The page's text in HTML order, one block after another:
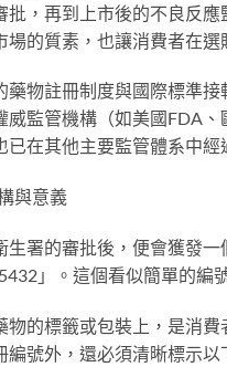
批，再到上市後的不良反
場的質素，也讓消費者在
藥物註冊制度與國際標準
威監管機構（如美國FDA
在其他主要監管體系中經
與意義
生署的審批後，便會獲發
」。這個看似簡單的編
物的標籤或包裝上，是消
號外，還必須清晰標示以